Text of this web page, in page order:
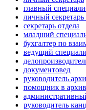
главный
личный секретарь
секретарь отдела
младший
бухгалтер по
ведущий
документовед
руководитель
помощник в архив
руководитель